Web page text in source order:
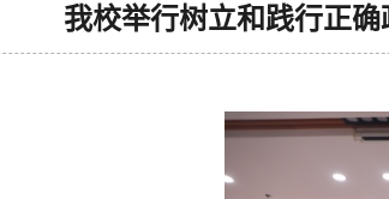
我校举行树立和践行正